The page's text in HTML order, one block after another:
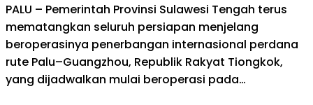
PALU – Pemerintah Provinsi Sulawesi Tengah terus
mematangkan seluruh persiapan menjelang
beroperasinya penerbangan internasional perdana
rute Palu–Guangzhou, Republik Rakyat Tiongkok,
yang dijadwalkan mulai beroperasi pada…